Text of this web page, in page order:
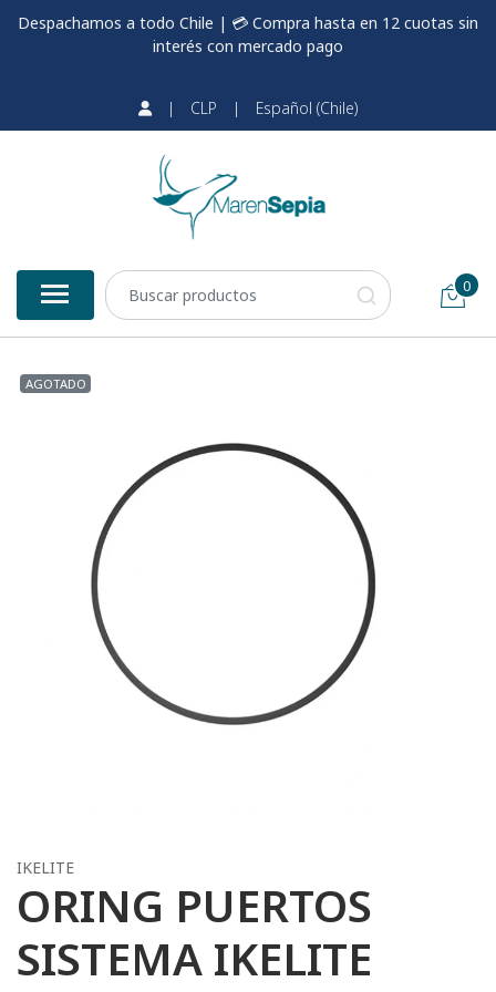
Despachamos a todo Chile | 💳 Compra hasta en 12 cuotas sin
interés con mercado pago
| CLP | Español (Chile)
0
AGOTADO
IKELITE
ORING PUERTOS
SISTEMA IKELITE